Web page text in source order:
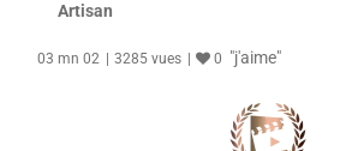
Artisan
03 mn 02 3285 vues 0 "j'aime"